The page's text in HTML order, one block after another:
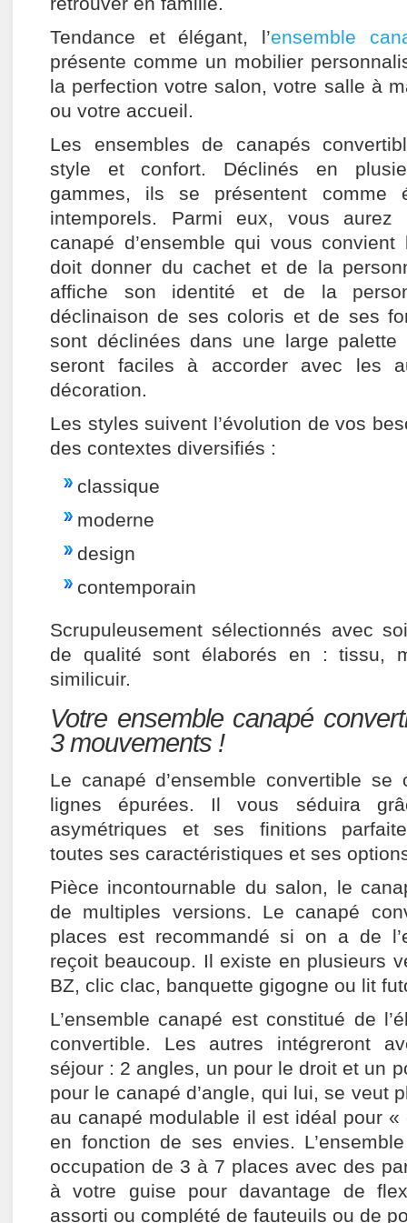
Tendance et élégant, l’ensemble
présente comme un mobilier
la perfection votre salon, votre salle à
ou votre accueil.
Les ensembles de canapés
style et confort. Déclinés en
gammes, ils se présentent comme
intemporels. Parmi eux, vous
canapé d’ensemble qui vous
doit donner du cachet et de la
affiche son identité et de la
déclinaison de ses coloris et de ses
sont déclinées dans une large
seront faciles à accorder avec les
décoration.
Les styles suivent l’évolution de vos
des contextes diversifiés :
classique
moderne
design
contemporain
Scrupuleusement sélectionnés avec
de qualité sont élaborés en : tissu,
similicuir.
Votre ensemble canapé
3 mouvements !
Le canapé d’ensemble convertible se
lignes épurées. Il vous séduira
asymétriques et ses finitions
toutes ses caractéristiques et ses
Pièce incontournable du salon, le
de multiples versions. Le canapé
places est recommandé si on a de
reçoit beaucoup. Il existe en plusieurs
BZ, clic clac, banquette gigogne ou lit
L’ensemble canapé est constitué de
convertible. Les autres intégreront
séjour : 2 angles, un pour le droit et un
pour le canapé d’angle, qui lui, se veut
au canapé modulable il est idéal pour
en fonction de ses envies.
occupation de 3 à 7 places avec des
à votre guise pour davantage de
assorti ou complété de fauteuils ou de